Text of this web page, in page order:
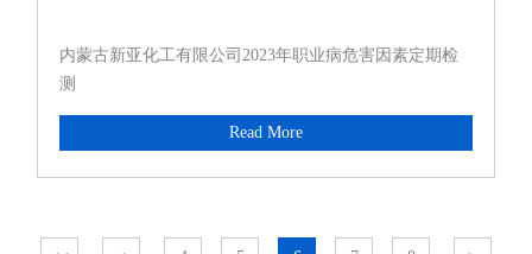
内蒙古新亚化工有限公司2023年职业病危害因素定期检
测
Read More